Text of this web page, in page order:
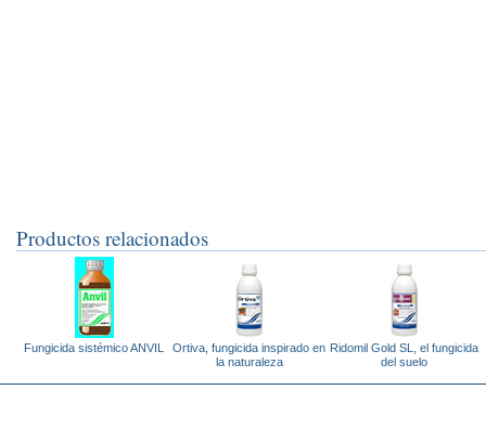
Productos relacionados
Fungicida sistémico ANVIL
Ortiva, fungicida inspirado en
la naturaleza
Ridomil Gold SL, el fungicida
del suelo